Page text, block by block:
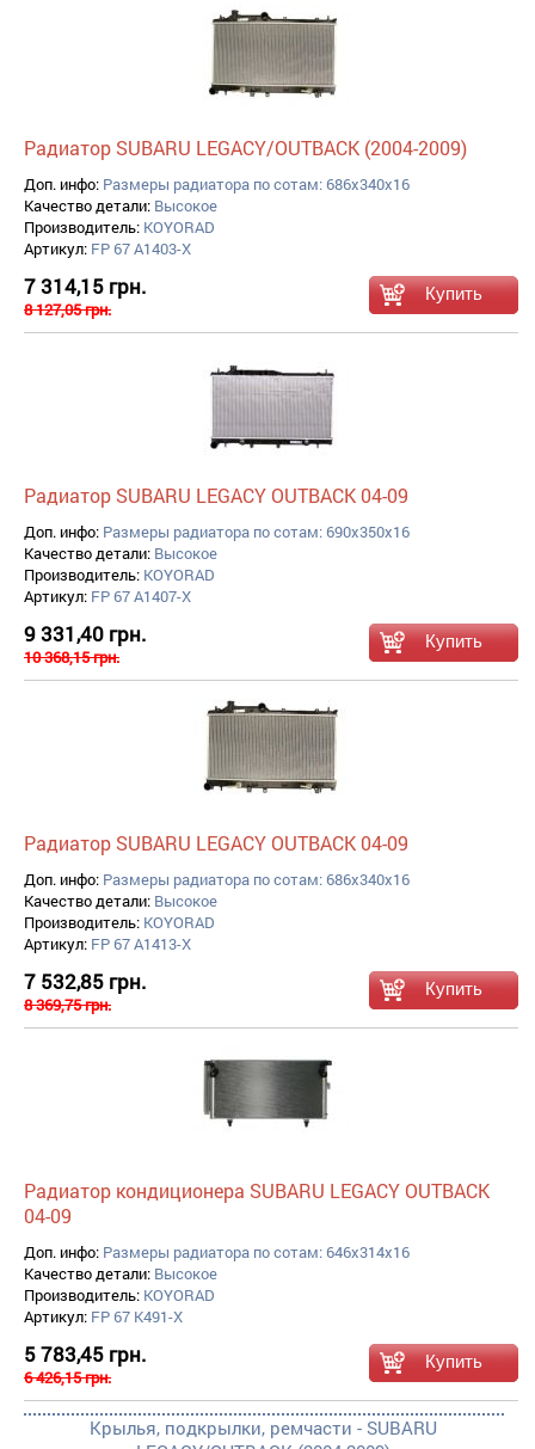
Радиатор SUBARU LEGACY/OUTBACK (2004-2009)
Доп. инфо: Размеры радиатора по сотам: 686x340x16
Качество детали: Высокое
Производитель: KOYORAD
Артикул: FP 67 A1403-X
7 314,15 грн.
8 127,05 грн.
Радиатор SUBARU LEGACY OUTBACK 04-09
Доп. инфо: Размеры радиатора по сотам: 690x350x16
Качество детали: Высокое
Производитель: KOYORAD
Артикул: FP 67 A1407-X
9 331,40 грн.
10 368,15 грн.
Радиатор SUBARU LEGACY OUTBACK 04-09
Доп. инфо: Размеры радиатора по сотам: 686x340x16
Качество детали: Высокое
Производитель: KOYORAD
Артикул: FP 67 A1413-X
7 532,85 грн.
8 369,75 грн.
Радиатор кондиционера SUBARU LEGACY OUTBACK
04-09
Доп. инфо: Размеры радиатора по сотам: 646x314x16
Качество детали: Высокое
Производитель: KOYORAD
Артикул: FP 67 K491-X
5 783,45 грн.
6 426,15 грн.
Крылья, подкрылки, ремчасти - SUBARU